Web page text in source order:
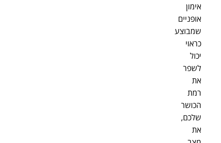
אימון
אופניים
שמבוצע
כראוי
יכול
לשפר
את
רמת
הכושר
שלכם,
את